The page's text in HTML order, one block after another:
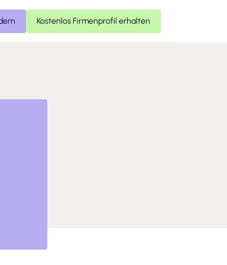
Kostenlos Firmenprofil erhalten